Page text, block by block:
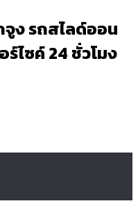
ง รถสไลด์ออน
ไซค์ 24 ชั่วโมง